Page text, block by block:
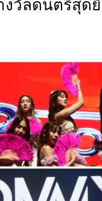
วัลดนตรีสุดยิ่ง